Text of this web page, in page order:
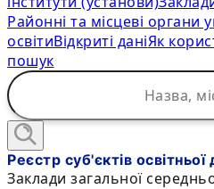
Районні та місцеві органи
освітиВідкриті даніЯк
пошук
Реєстр суб'єктів освітньої
Заклади загальної